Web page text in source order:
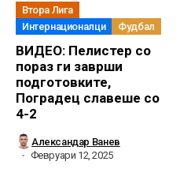
Втора Лига
Интернационалци
Фудбал
ВИДЕО: Пелистер со
пораз ги заврши
подготовките,
Поградец славеше со
4-2
Александар Ванев
Февруари 12, 2025